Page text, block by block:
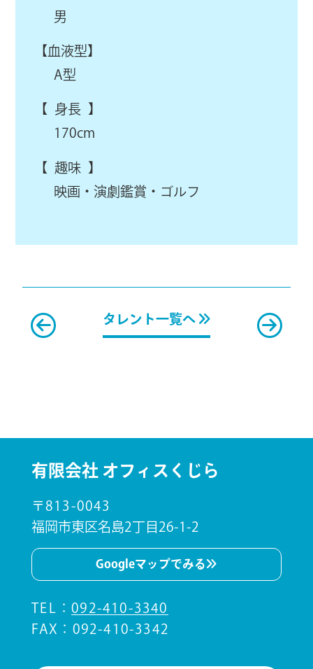
男
【血液型】
A型
【 身長 】
170cm
【 趣味 】
映画・演劇鑑賞・ゴルフ
タレント一覧へ
有限会社 オフィスくじら
〒813-0043
福岡市東区名島2丁目26-1-2
Googleマップでみる
TEL ：092-410-3340
FAX：092-410-3342